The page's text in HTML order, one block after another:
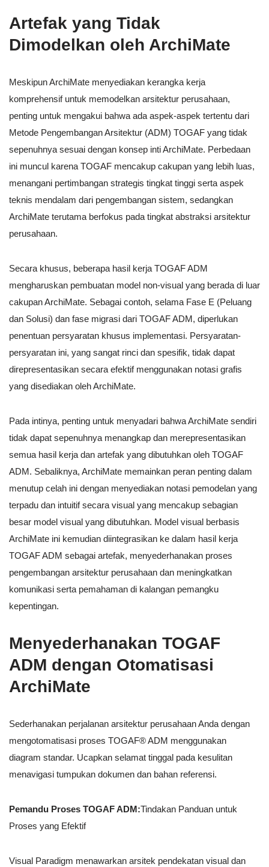
Artefak yang Tidak
Dimodelkan oleh ArchiMate
Meskipun ArchiMate menyediakan kerangka kerja
komprehensif untuk memodelkan arsitektur perusahaan,
penting untuk mengakui bahwa ada aspek-aspek tertentu dari
Metode Pengembangan Arsitektur (ADM) TOGAF yang tidak
sepenuhnya sesuai dengan konsep inti ArchiMate. Perbedaan
ini muncul karena TOGAF mencakup cakupan yang lebih luas,
menangani pertimbangan strategis tingkat tinggi serta aspek
teknis mendalam dari pengembangan sistem, sedangkan
ArchiMate terutama berfokus pada tingkat abstraksi arsitektur
perusahaan.
Secara khusus, beberapa hasil kerja TOGAF ADM
mengharuskan pembuatan model non-visual yang berada di luar
cakupan ArchiMate. Sebagai contoh, selama Fase E (Peluang
dan Solusi) dan fase migrasi dari TOGAF ADM, diperlukan
penentuan persyaratan khusus implementasi. Persyaratan-
persyaratan ini, yang sangat rinci dan spesifik, tidak dapat
direpresentasikan secara efektif menggunakan notasi grafis
yang disediakan oleh ArchiMate.
Pada intinya, penting untuk menyadari bahwa ArchiMate sendiri
tidak dapat sepenuhnya menangkap dan merepresentasikan
semua hasil kerja dan artefak yang dibutuhkan oleh TOGAF
ADM. Sebaliknya, ArchiMate memainkan peran penting dalam
menutup celah ini dengan menyediakan notasi pemodelan yang
terpadu dan intuitif secara visual yang mencakup sebagian
besar model visual yang dibutuhkan. Model visual berbasis
ArchiMate ini kemudian diintegrasikan ke dalam hasil kerja
TOGAF ADM sebagai artefak, menyederhanakan proses
pengembangan arsitektur perusahaan dan meningkatkan
komunikasi serta pemahaman di kalangan pemangku
kepentingan.
Menyederhanakan TOGAF
ADM dengan Otomatisasi
ArchiMate
Sederhanakan perjalanan arsitektur perusahaan Anda dengan
mengotomatisasi proses TOGAF® ADM menggunakan
diagram standar. Ucapkan selamat tinggal pada kesulitan
menavigasi tumpukan dokumen dan bahan referensi.
Pemandu Proses TOGAF ADM:Tindakan Panduan untuk
Proses yang Efektif
Visual Paradigm menawarkan arsitek pendekatan visual dan